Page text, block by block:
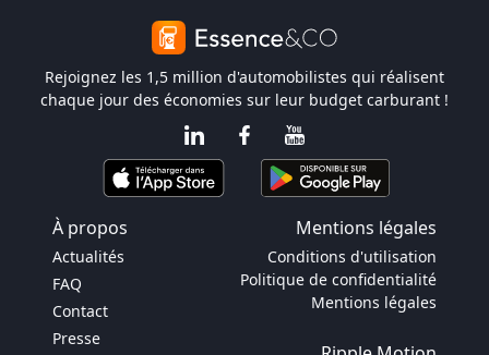
Rejoignez les 1,5 million d'automobilistes qui réalisent
chaque jour des économies sur leur budget carburant !
À propos Mentions légales
Actualités
FAQ
Contact
Presse
Conditions d'utilisation
Politique de confidentialité
Mentions légales